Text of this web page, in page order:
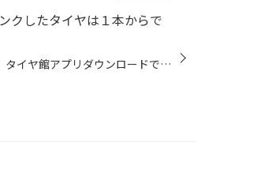
クしたタイヤは１本からで
いつも当店HPを ご覧いただきありがとうございます。 タイヤ館アプリダウンロードでお得にタイヤGET‼ ＼こちらから／ 突然のパンクで、お困りではないですか？☆パンクしたタイヤは１本からでも交換できます☆ いつも当店をご利用いただきましてありがとうございます。 タイヤは、釘やネジが刺さった...